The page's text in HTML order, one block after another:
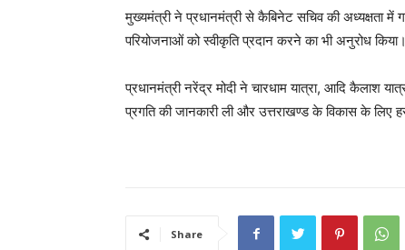
मुख्यमंत्री ने प्रधानमंत्री से कैबिनेट सचिव की अध्यक्षता
परियोजनाओं को स्वीकृति प्रदान करने का भी अनुरोध किया।
प्रधानमंत्री नरेंद्र मोदी ने चारधाम यात्रा, आदि कैलाश
प्रगति की जानकारी ली और उत्तराखण्ड के विकास के लिए
Share